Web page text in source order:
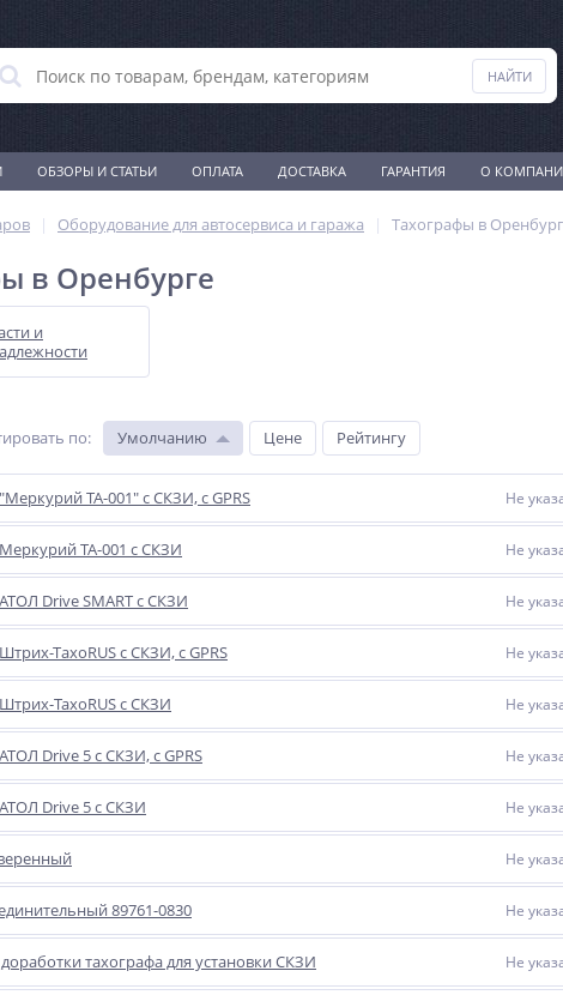
ОБЗОРЫ И СТАТЬИ ОПЛАТА ДОСТАВКА ГАРАНТИЯ О
Оборудование для автосервиса и гаража Тахографы в
в Оренбурге
и
по: Умолчанию Цене Рейтингу
ТА-001" с СКЗИ, с GPRS Не
ТА-001 с СКЗИ Не
Drive SMART с СКЗИ Не
ТахоRUS с СКЗИ, с GPRS Не
TaxoRUS с СКЗИ Не
Drive 5 с СКЗИ, с GPRS Не
Drive 5 с СКЗИ Не
Не
89761-0830 Не
тахографа для установки СКЗИ Не